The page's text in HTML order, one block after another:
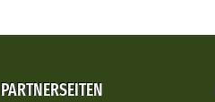
PARTNERSEITEN